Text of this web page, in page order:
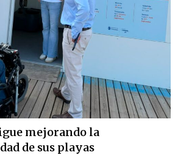
mejorando la
de sus playas